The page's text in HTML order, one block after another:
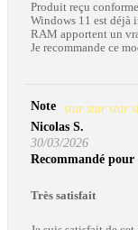
Produit reçu
Windows 11 est déjà
RAM apportent un
Je recommande ce
Note star star star
Nicolas S.
30/03/2026
Recommandé pour
Très satisfait